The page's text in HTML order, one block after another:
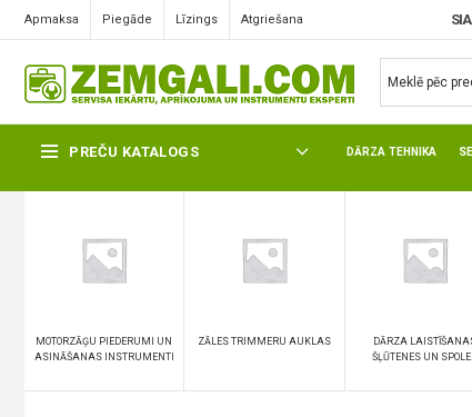
Apmaksa Piegāde Līzings Atgriešana
PREČU KATALOGS DĀRZA TEHNIKA
DARZA INSTRUMENTI UTT
MOTORZĀĢU PIEDERUMI UN
ASINĀŠANAS INSTRUMENTI
ZĀLES TRIMMERU AUKLAS
DĀRZA
ŠĻŪTENES UN